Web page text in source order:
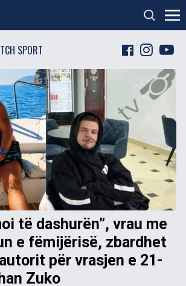
TCH SPORT
të dashurën”, vrau me
e fëmijërisë, zbardhet
për vrasjen e 21-
Zuko